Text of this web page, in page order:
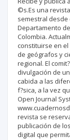
©s.Es una
semestral desde
Departamento
Colombia.
constituirse en
de geógrafos y
regional. El
divulgación de
cabida a las
f?­sica, a la vez
Open Journal
revista se
publicación de
digital que